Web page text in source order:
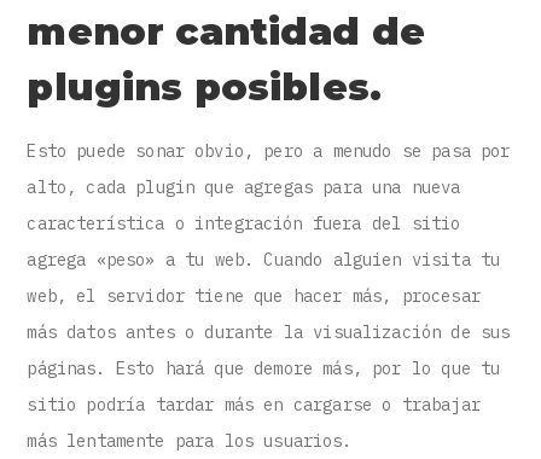
menor cantidad de
plugins posibles.
Esto puede sonar obvio, pero a menudo se pasa por
alto, cada plugin que agregas para una nueva
característica o integración fuera del sitio
agrega «peso» a tu web. Cuando alguien visita tu
web, el servidor tiene que hacer más, procesar
más datos antes o durante la visualización de sus
páginas. Esto hará que demore más, por lo que tu
sitio podría tardar más en cargarse o trabajar
más lentamente para los usuarios.